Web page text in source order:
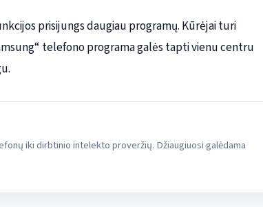
prisijungs daugiau programų. Kūrėjai turi
telefono programa galės tapti vienu centru
iki dirbtinio intelekto proveržių. Džiaugiuosi galėdama